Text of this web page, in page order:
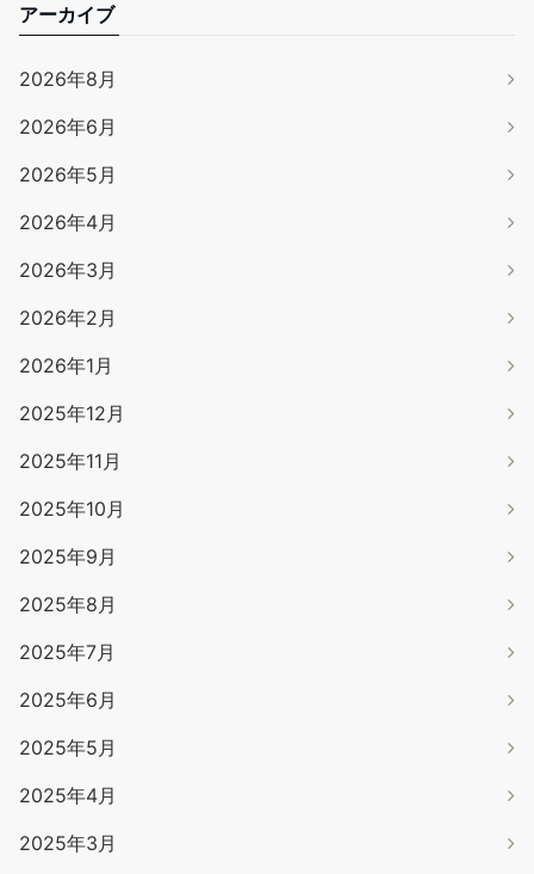
アーカイブ
2026年8月
2026年6月
2026年5月
2026年4月
2026年3月
2026年2月
2026年1月
2025年12月
2025年11月
2025年10月
2025年9月
2025年8月
2025年7月
2025年6月
2025年5月
2025年4月
2025年3月